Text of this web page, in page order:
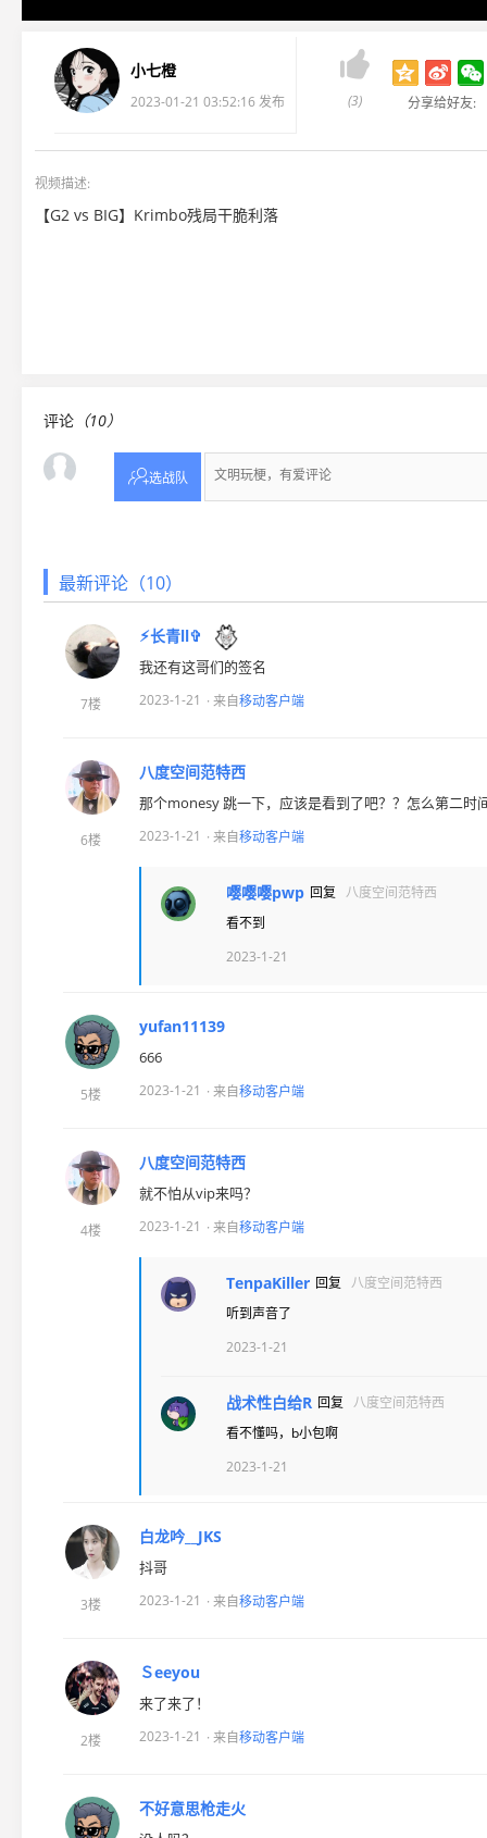
小七橙
2023-01-21 03:52:16 发布

(3) 分享给好友:
视频描述:
【G2 vs BIG】Krimbo残局干脆利落
评论 （10）
选战队
最新评论（10）
7楼
⚡︎长青ll✞
我还有这哥们的签名
2023-1-21 · 来自移动客户端
6楼
八度空间范特西
那个monesy 跳一下，应该是看到了吧？？怎么第二时
2023-1-21 · 来自移动客户端
嘤嘤嘤pwp 回复 八度空间范特西
看不到
2023-1-21
5楼
yufan11139
666
2023-1-21 · 来自移动客户端
4楼
八度空间范特西
就不怕从vip来吗？
2023-1-21 · 来自移动客户端
TenpaKiller 回复 八度空间范特西
听到声音了
2023-1-21
战术性白给R 回复 八度空间范特西
看不懂吗，b小包啊
2023-1-21
3楼
白龙吟__JKS
抖哥
2023-1-21 · 来自移动客户端
2楼
Ｓeeyou
来了来了！
2023-1-21 · 来自移动客户端
不好意思枪走火